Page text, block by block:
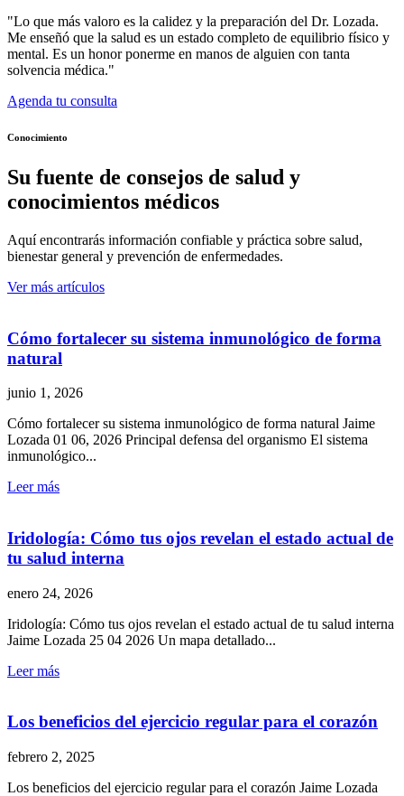
"Lo que más valoro es la calidez y la preparación del Dr. Lozada.
Me enseñó que la salud es un estado completo de equilibrio físico y
mental. Es un honor ponerme en manos de alguien con tanta
solvencia médica."
Agenda tu consulta
Conocimiento
Su fuente de consejos de salud y
conocimientos médicos
Aquí encontrarás información confiable y práctica sobre salud,
bienestar general y prevención de enfermedades.
Ver más artículos
Cómo fortalecer su sistema inmunológico de forma
natural
junio 1, 2026
Cómo fortalecer su sistema inmunológico de forma natural Jaime
Lozada 01 06, 2026 Principal defensa del organismo El sistema
inmunológico...
Leer más
Iridología: Cómo tus ojos revelan el estado actual de
tu salud interna
enero 24, 2026
Iridología: Cómo tus ojos revelan el estado actual de tu salud interna
Jaime Lozada 25 04 2026 Un mapa detallado...
Leer más
Los beneficios del ejercicio regular para el corazón
febrero 2, 2025
Los beneficios del ejercicio regular para el corazón Jaime Lozada